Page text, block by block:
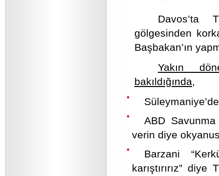
Davos’ta
gölgesinden
Başbakan’ın
Yakın
bakıldığında,
ABD
verin diye
Barzani
karıştırırız”